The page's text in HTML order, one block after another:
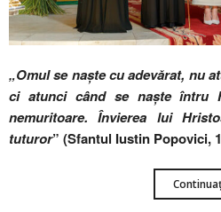
„Omul se naște cu adevărat, nu
ci atunci când se naște întru
nemuritoare. Învierea lui
tuturor” (Sfantul Iustin Popovici,